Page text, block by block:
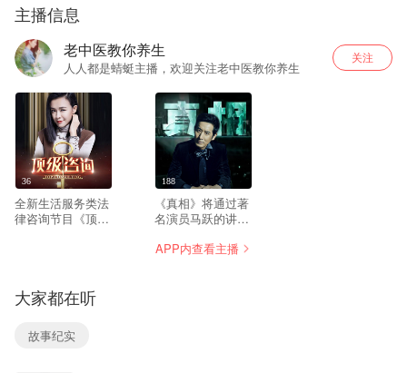
主播信息
老中医教你养生
人人都是蜻蜓主播，欢迎关注老中医教你养生
关注
36
全新生活服务类法
律咨询节目《顶级
到场求助人提供最
权威、最专业的法
律服务，解决困扰
求助人的各种法律
188
《真相》将通过著
名演员马跃的讲
件现场展示、歌曲
APP内查看主播
大家都在听
故事纪实